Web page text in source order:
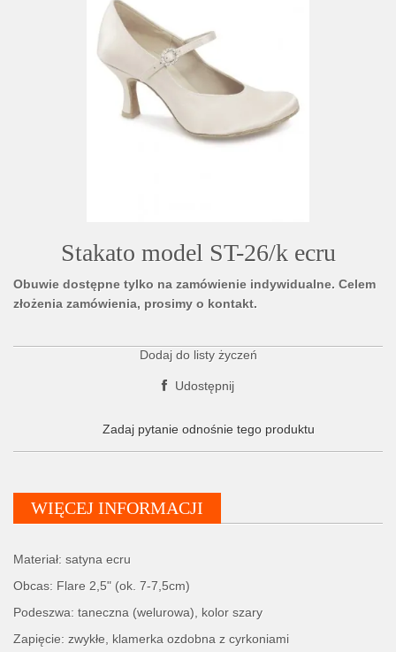
Stakato model ST-26/k ecru
Obuwie dostępne tylko na zamówienie indywidualne. Celem
złożenia zamówienia, prosimy o kontakt.
Dodaj do listy życzeń
Udostępnij
Zadaj pytanie odnośnie tego produktu
WIĘCEJ INFORMACJI
Materiał: satyna ecru
Obcas: Flare 2,5" (ok. 7-7,5cm)
Podeszwa: taneczna (welurowa), kolor szary
Zapięcie: zwykłe, klamerka ozdobna z cyrkoniami